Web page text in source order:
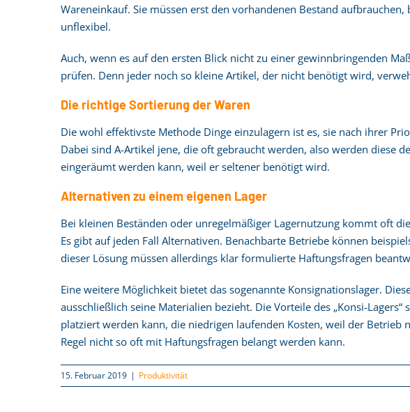
Wareneinkauf. Sie müssen erst den vorhandenen Bestand
unflexibel.
Auch, wenn es auf den ersten Blick nicht zu einer gewinnbringenden
prüfen. Denn jeder noch so kleine Artikel, der nicht benötigt wird,
Die richtige Sortierung der Waren
Die wohl effektivste Methode Dinge einzulagern ist es, sie nach ihrer
Dabei sind A-Artikel jene, die oft gebraucht werden, also werden diese
eingeräumt werden kann, weil er seltener benötigt wird.
Alternativen zu einem eigenen Lager
Bei kleinen Beständen oder unregelmäßiger Lagernutzung kommt oft
Es gibt auf jeden Fall Alternativen. Benachbarte Betriebe können
dieser Lösung müssen allerdings klar formulierte Haftungsfragen
Eine weitere Möglichkeit bietet das sogenannte Konsignationslager.
ausschließlich seine Materialien bezieht. Die Vorteile des „Konsi-
platziert werden kann, die niedrigen laufenden Kosten, weil der
Regel nicht so oft mit Haftungsfragen belangt werden kann.
15. Februar 2019 | Produktivität